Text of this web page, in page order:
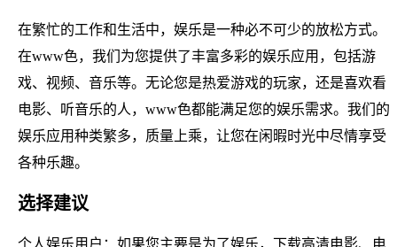
在繁忙的工作和生活中，娱乐是一种必不可少的放松方式。
在www色，我们为您提供了丰富多彩的娱乐应用，包括游
戏、视频、音乐等。无论您是热爱游戏的玩家，还是喜欢看
电影、听音乐的人，www色都能满足您的娱乐需求。我们的
娱乐应用种类繁多，质量上乘，让您在闲暇时光中尽情享受
各种乐趣。
选择建议
个人娱乐用户：如果您主要是为了娱乐，下载高清电影、电